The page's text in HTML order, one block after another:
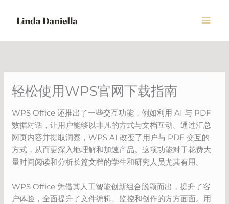
轻松使用WPS官网下载指南
WPS Office 还推出了一些交互功能，例如利用 AI 与 PDF
数据对话，让用户能够以非凡的方式与文档互动。通过汇总
网页内容并提取洞察，WPS AI 改变了用户与 PDF 交互的
方式，从而更深入地理解和加速产品。这项功能对于花费大
量时间阅读和分析长篇文档的学生和研究人员尤其有用。
WPS Office 凭借其人工智能创新组合脱颖而出，提升了客
户体验，全面提升了文件编辑、监控和创作的方方面面。用